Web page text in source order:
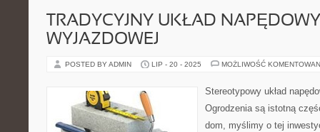
TRADYCYJNY UKŁAD
WYJAZDOWEJ
POSTED BY ADMIN LIP - 20 - 2025 MOŻLIWOŚĆ
Stereotypowy układ
Ogrodzenia są istotną
dom, myślimy o tej